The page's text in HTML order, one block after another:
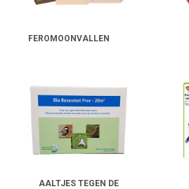
FEROMOONVALLEN
AALTJES TEGEN DE